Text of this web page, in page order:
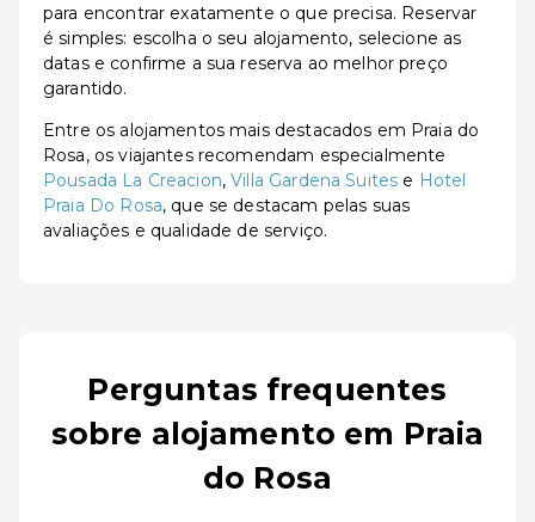
para encontrar exatamente o que precisa. Reservar
é simples: escolha o seu alojamento, selecione as
datas e confirme a sua reserva ao melhor preço
garantido.
Entre os alojamentos mais destacados em Praia do
Rosa, os viajantes recomendam especialmente
Pousada La Creacion,Villa Gardena Suites e Hotel
Praia Do Rosa, que se destacam pelas suas
avaliações e qualidade de serviço.
Perguntas frequentes
sobre alojamento em Praia
do Rosa